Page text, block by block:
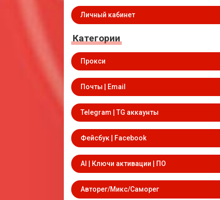
Личный кабинет
Категории
Прокси
Почты | Email
Telegram | TG аккаунты
Фейсбук | Facebook
AI | Ключи активации | ПО
Авторег/Микс/Саморег